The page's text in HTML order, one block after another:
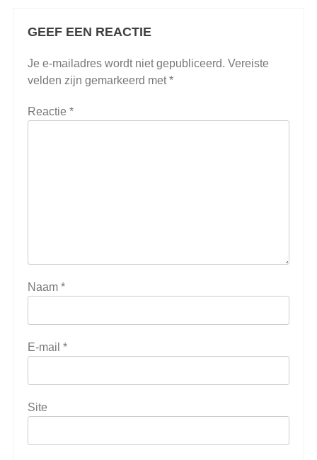
GEEF EEN REACTIE
Je e-mailadres wordt niet gepubliceerd. Vereiste
velden zijn gemarkeerd met*
Reactie *
Naam *
E-mail *
Site